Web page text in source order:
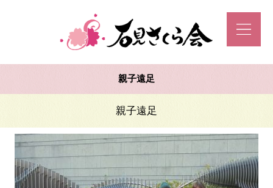
親子遠足
親子遠足